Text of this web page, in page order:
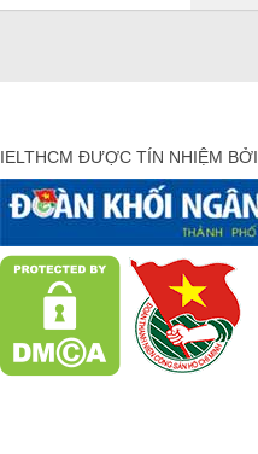
IELTHCM ĐƯỢC TÍN NHIỆM BỞI